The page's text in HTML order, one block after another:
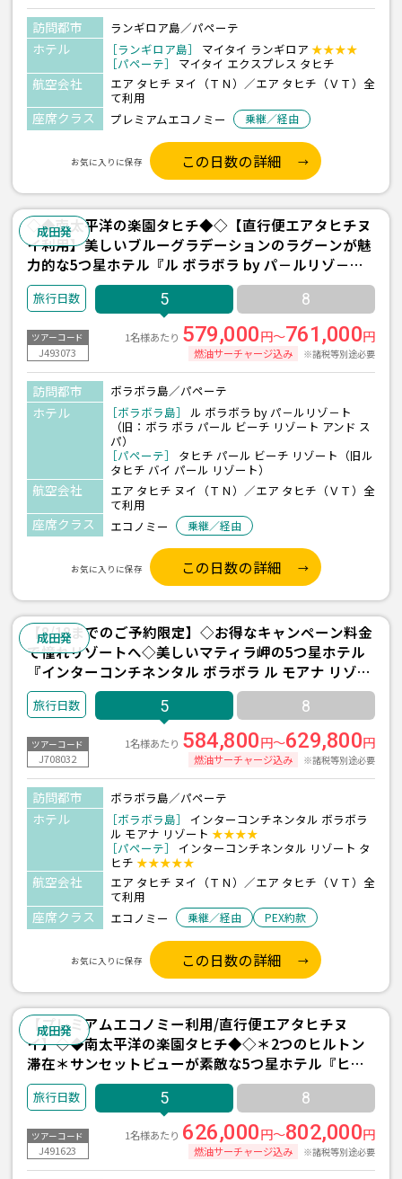
訪問都市 ランギロア島／パペーテ
ホテル ［ランギロア島］ マイタイ ランギロア ★★★★
［パペーテ］
マイタイ エクスプレス タヒチ
航空会社
エア タヒチ ヌイ（ＴＮ）／エア タヒチ（ＶＴ）全
て利用
座席クラス プレミアムエコノミー 乗継／経由
お気に入りに保存 この日数の詳細
成田発
◇◆南太平洋の楽園タヒチ◆◇【直行便エアタヒチヌ
イ利用】美しいブルーグラデーションのラグーンが魅
力的な5つ星ホテル『ル ボラボラ by パ－ルリゾ－ト
(水上バンガロー/朝食付)/2泊』＋パペーテ1泊 5日間
＜往復送迎付き＞
5 8
ツアーコード
J493073
1名様あたり 579,000円～761,000円
燃油サーチャージ込み ※諸税等別途必要
訪問都市 ボラボラ島／パペーテ
ホテル ［ボラボラ島］
ル ボラボラ by パ－ルリゾ－ト
（旧：ボラ ボラ パール ビーチ リゾート アンド ス
パ）
［パペーテ］
タヒチ パール ビーチ リゾート（旧ル
タヒチ バイ パール リゾート）
航空会社
エア タヒチ ヌイ（ＴＮ）／エア タヒチ（ＶＴ）全
て利用
座席クラス エコノミー 乗継／経由
お気に入りに保存 この日数の詳細
成田発
【8/18までのご予約限定】◇お得なキャンペーン料金
で憧れリゾートへ◇美しいマティラ岬の5つ星ホテル
『インターコンチネンタル ボラボラ ル モアナ リゾー
ト(水上バンガロービーチビュー/朝食付)/2泊』＋パペ
ーテ1泊 5日間 ＜往復送迎付き＞
5 8
ツアーコード
J708032
1名様あたり 584,800円～629,800円
燃油サーチャージ込み ※諸税等別途必要
訪問都市 ボラボラ島／パペーテ
ホテル ［ボラボラ島］
インターコンチネンタル ボラボラ
ル モアナ リゾート ★★★★
［パペーテ］
インターコンチネンタル リゾート タ
ヒチ ★★★★★
航空会社
エア タヒチ ヌイ（ＴＮ）／エア タヒチ（ＶＴ）全
て利用
座席クラス エコノミー 乗継／経由 PEX約款
お気に入りに保存 この日数の詳細
成田発
【プレミアムエコノミー利用/直行便エアタヒチヌ
イ】◇◆南太平洋の楽園タヒチ◆◇＊2つのヒルトン
滞在＊サンセットビューが素敵な5つ星ホテル『ヒル
トンモーレア ラグーンリゾート＆スパ(水上バンガロ
ー/朝食付)/2泊』＋パペーテ1泊 5日間 ＜往復送迎付
5 8
ツアーコード
J491623
1名様あたり 626,000円～802,000円
燃油サーチャージ込み ※諸税等別途必要